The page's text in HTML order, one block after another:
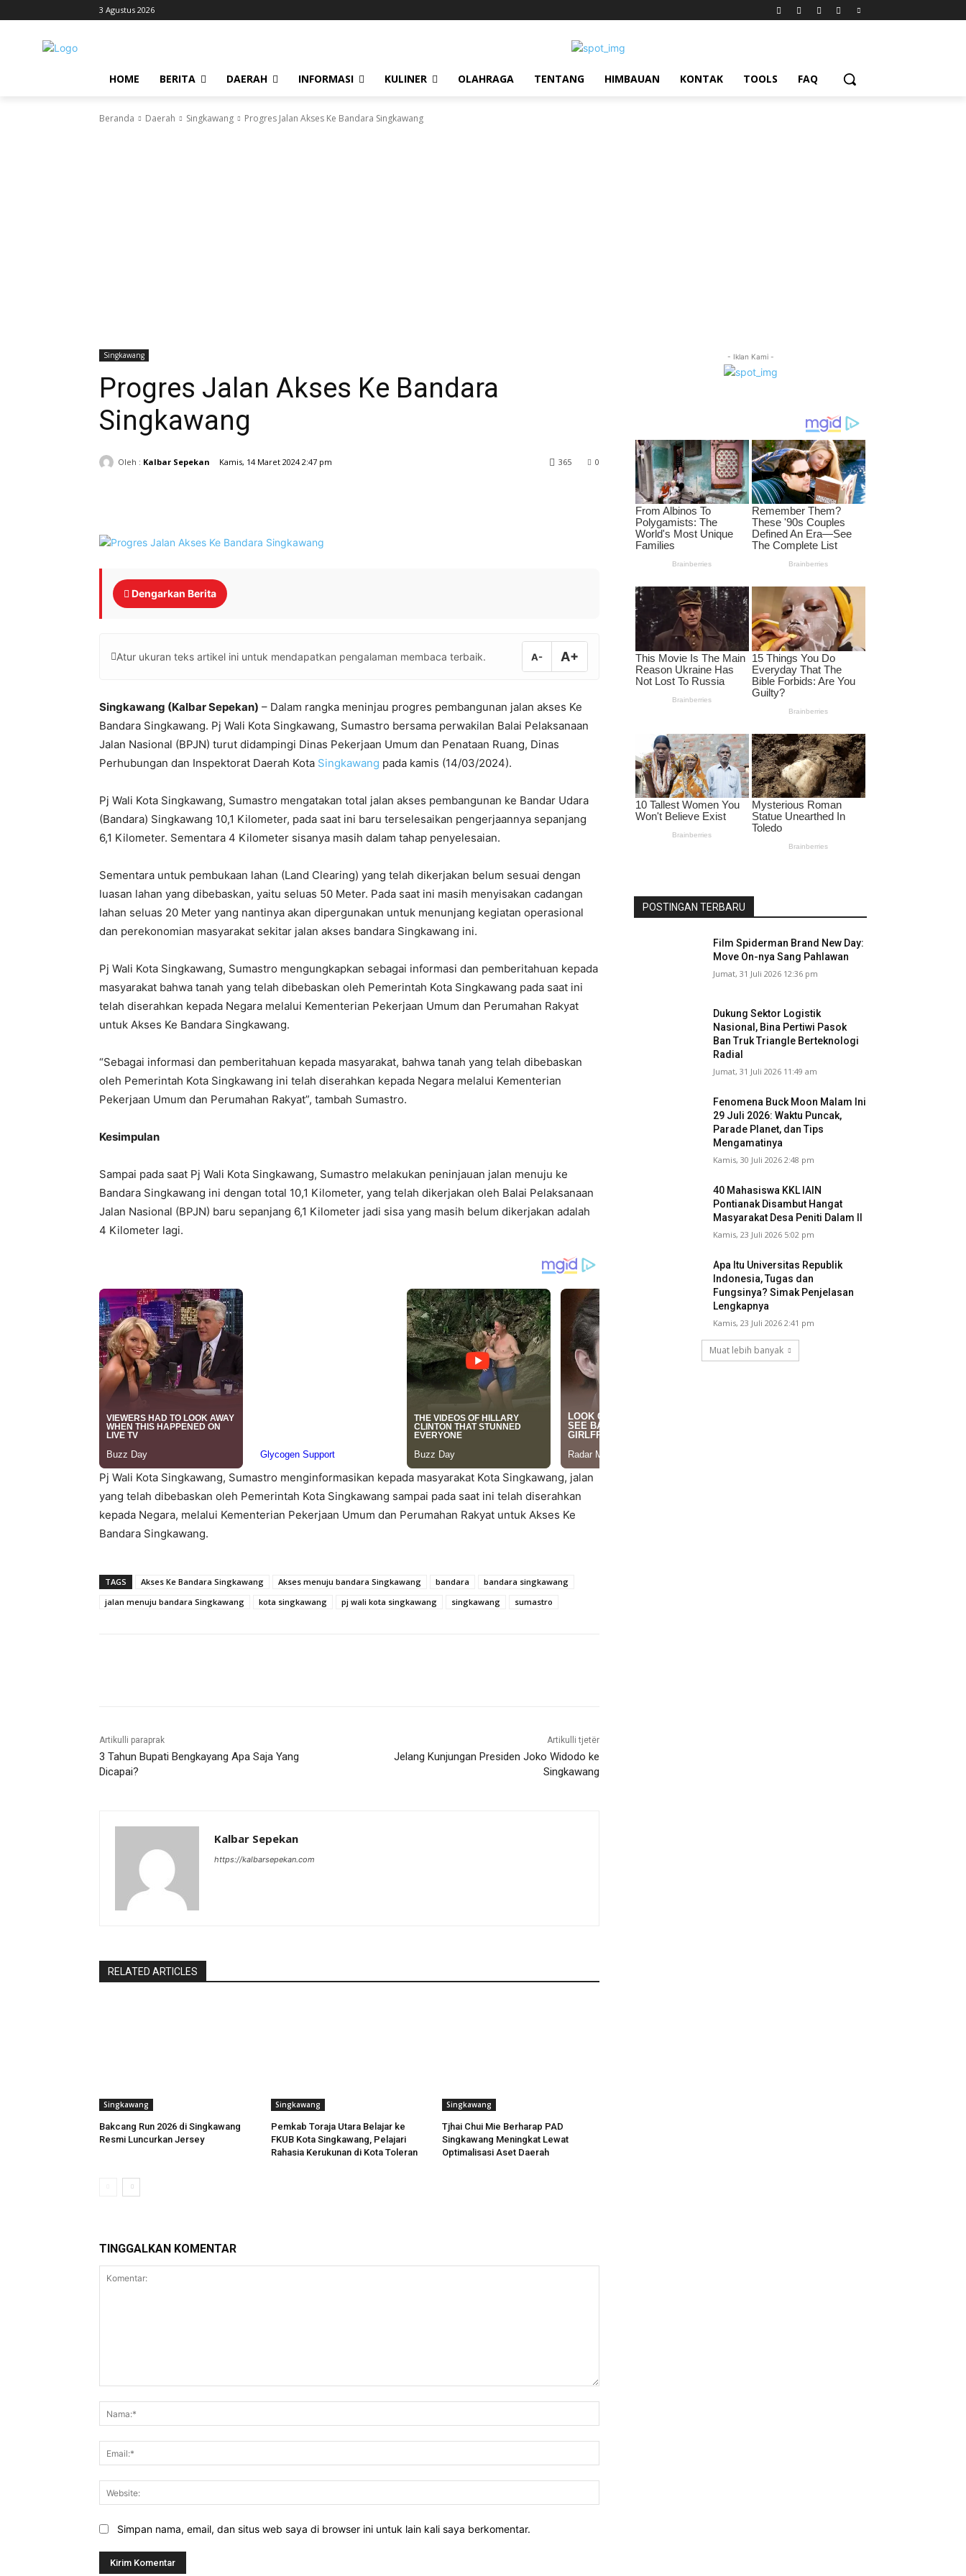
3 Agustus 2026
HOME BERITA DAERAH INFORMASI KULINER OLAHRAGA TENTANG HIMBAUAN KONTAK TOOLS FAQ
Beranda Daerah Singkawang Progres Jalan Akses Ke Bandara Singkawang
Singkawang
Progres Jalan Akses Ke Bandara
Singkawang
Oleh : Kalbar Sepekan Kamis, 14 Maret 2024 2:47 pm 0
365
Dengarkan Berita
Atur ukuran teks artikel ini untuk mendapatkan pengalaman membaca terbaik. A- A+
Singkawang (Kalbar Sepekan) – Dalam rangka meninjau progres pembangunan jalan akses Ke
Bandara Singkawang. Pj Wali Kota Singkawang, Sumastro bersama perwakilan Balai Pelaksanaan
Jalan Nasional (BPJN) turut didampingi Dinas Pekerjaan Umum dan Penataan Ruang, Dinas
Perhubungan dan Inspektorat Daerah Kota Singkawang pada kamis (14/03/2024).
Pj Wali Kota Singkawang, Sumastro mengatakan total jalan akses pembangunan ke Bandar Udara
(Bandara) Singkawang 10,1 Kilometer, pada saat ini baru terselesaikan pengerjaannya sepanjang
6,1 Kilometer. Sementara 4 Kilometer sisanya masih dalam tahap penyelesaian.
Sementara untuk pembukaan lahan (Land Clearing) yang telah dikerjakan belum sesuai dengan
luasan lahan yang dibebaskan, yaitu seluas 50 Meter. Pada saat ini masih menyisakan cadangan
lahan seluas 20 Meter yang nantinya akan dipergunakan untuk menunjang kegiatan operasional
dan perekonomian masyarakat sekitar jalan akses bandara Singkawang ini.
Pj Wali Kota Singkawang, Sumastro mengungkapkan sebagai informasi dan pemberitahuan kepada
masyarakat bahwa tanah yang telah dibebaskan oleh Pemerintah Kota Singkawang pada saat ini
telah diserahkan kepada Negara melalui Kementerian Pekerjaan Umum dan Perumahan Rakyat
untuk Akses Ke Bandara Singkawang.
“Sebagai informasi dan pemberitahuan kepada masyarakat, bahwa tanah yang telah dibebaskan
oleh Pemerintah Kota Singkawang ini telah diserahkan kepada Negara melalui Kementerian
Pekerjaan Umum dan Perumahan Rakyat”, tambah Sumastro.
Kesimpulan
Sampai pada saat Pj Wali Kota Singkawang, Sumastro melakukan peninjauan jalan menuju ke
Bandara Singkawang ini dengan total 10,1 Kilometer, yang telah dikerjakan oleh Balai Pelaksanaan
Jalan Nasional (BPJN) baru sepanjang 6,1 Kilometer jadi sisa yang masih belum dikerjakan adalah
4 Kilometer lagi.
Pj Wali Kota Singkawang, Sumastro menginformasikan kepada masyarakat Kota Singkawang, jalan
yang telah dibebaskan oleh Pemerintah Kota Singkawang sampai pada saat ini telah diserahkan
kepada Negara, melalui Kementerian Pekerjaan Umum dan Perumahan Rakyat untuk Akses Ke
Bandara Singkawang.
TAGS Akses Ke Bandara Singkawang Akses menuju bandara Singkawang bandara
bandara singkawang
jalan menuju bandara Singkawang
kota singkawang pj wali kota singkawang singkawang sumastro
Artikulli paraprak
3 Tahun Bupati Bengkayang Apa Saja Yang
Dicapai?
Artikulli tjetër
Jelang Kunjungan Presiden Joko Widodo ke
Singkawang
Kalbar Sepekan
https://kalbarsepekan.com
RELATED ARTICLES
Singkawang
Bakcang Run 2026 di Singkawang
Resmi Luncurkan Jersey
Singkawang
Pemkab Toraja Utara Belajar ke
FKUB Kota Singkawang, Pelajari
Rahasia Kerukunan di Kota Toleran
Singkawang
Tjhai Chui Mie Berharap PAD
Singkawang Meningkat Lewat
Optimalisasi Aset Daerah
TINGGALKAN KOMENTAR
Simpan nama, email, dan situs web saya di browser ini untuk lain kali saya berkomentar.
- Iklan Kami -
POSTINGAN TERBARU
Film Spiderman Brand New Day:
Move On-nya Sang Pahlawan
Jumat, 31 Juli 2026 12:36 pm
Dukung Sektor Logistik
Nasional, Bina Pertiwi Pasok
Ban Truk Triangle Berteknologi
Radial
Jumat, 31 Juli 2026 11:49 am
Fenomena Buck Moon Malam Ini
29 Juli 2026: Waktu Puncak,
Parade Planet, dan Tips
Mengamatinya
Kamis, 30 Juli 2026 2:48 pm
40 Mahasiswa KKL IAIN
Pontianak Disambut Hangat
Masyarakat Desa Peniti Dalam II
Kamis, 23 Juli 2026 5:02 pm
Apa Itu Universitas Republik
Indonesia, Tugas dan
Fungsinya? Simak Penjelasan
Lengkapnya
Kamis, 23 Juli 2026 2:41 pm
Muat lebih banyak